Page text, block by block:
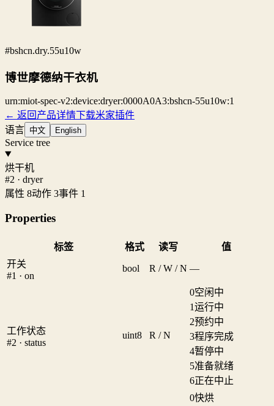
#bshcn.dry.55u10w
博世摩德纳干衣机
urn:miot-spec-v2:device:dryer:0000A0A3:bshcn-55u10w:1
← 返回产品详情下载米家插件
语言 中文 English
Service tree
烘干机
#2 · dryer
属性 8动作 3事件 1
Properties
标签 格式 读写
值
开关
#1 · on
bool R / W / N —
工作状态
#2 · status
uint8 R / N
0空闲中
1运行中
2预约中
3程序完成
4暂停中
5准备就绪
6正在中止
0快烘